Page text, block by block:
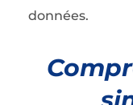
données.